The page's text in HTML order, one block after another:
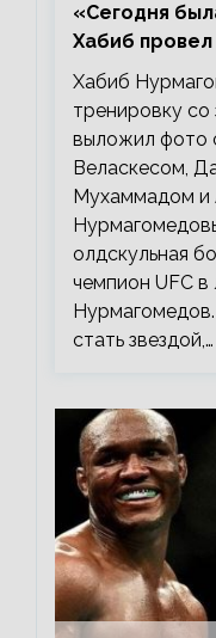
«Сегодня
Хабиб
со звездами
Хабиб
тренировку со
выложил фото
Веласкесом,
Мухаммадом и
олдскульная
чемпион UFC в
стать звездой,…